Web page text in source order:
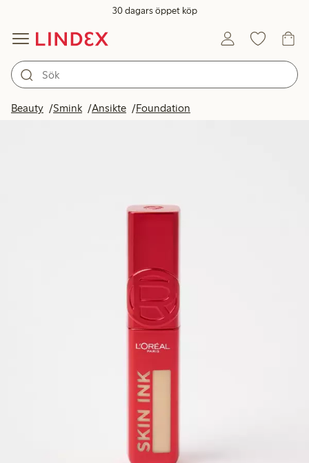
30 dagars öppet köp
Beauty Smink Ansikte Foundation